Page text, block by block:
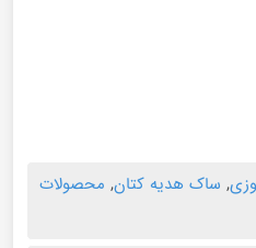
, ساک هدیه کتان, محصولات